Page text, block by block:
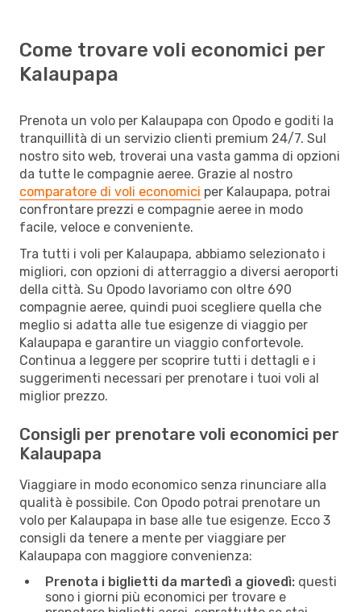
Come trovare voli economici per
Kalaupapa
Prenota un volo per Kalaupapa con Opodo e goditi la
tranquillità di un servizio clienti premium 24/7. Sul
nostro sito web, troverai una vasta gamma di opzioni
da tutte le compagnie aeree. Grazie al nostro
comparatore di voli economici per Kalaupapa, potrai
confrontare prezzi e compagnie aeree in modo
facile, veloce e conveniente.
Tra tutti i voli per Kalaupapa, abbiamo selezionato i
migliori, con opzioni di atterraggio a diversi aeroporti
della città. Su Opodo lavoriamo con oltre 690
compagnie aeree, quindi puoi scegliere quella che
meglio si adatta alle tue esigenze di viaggio per
Kalaupapa e garantire un viaggio confortevole.
Continua a leggere per scoprire tutti i dettagli e i
suggerimenti necessari per prenotare i tuoi voli al
miglior prezzo.
Consigli per prenotare voli economici per
Kalaupapa
Viaggiare in modo economico senza rinunciare alla
qualità è possibile. Con Opodo potrai prenotare un
volo per Kalaupapa in base alle tue esigenze. Ecco 3
consigli da tenere a mente per viaggiare per
Kalaupapa con maggiore convenienza:
Prenota i biglietti da martedì a giovedì: questi
sono i giorni più economici per trovare e